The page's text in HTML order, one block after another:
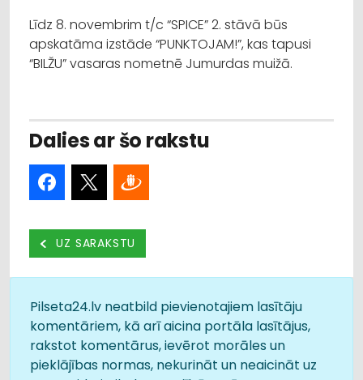
Līdz 8. novembrim t/c “SPICE” 2. stāvā būs
apskatāma izstāde “PUNKTOJAM!”, kas tapusi
“BILŽU” vasaras nometnē Jumurdas muižā.
Dalies ar šo rakstu
UZ SARAKSTU
Pilseta24.lv neatbild pievienotajiem lasītāju
komentāriem, kā arī aicina portāla lasītājus,
rakstot komentārus, ievērot morāles un
pieklājības normas, nekurināt un neaicināt uz